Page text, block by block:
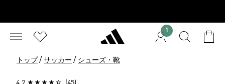
1
トップ / サッカー / シューズ・靴